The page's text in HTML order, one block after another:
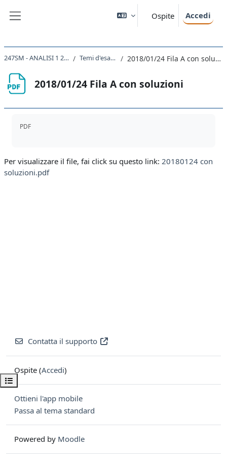
Ospite Accedi
Apri indice del corso
247SM - ANALISI 1 2023 Temi d'esame 2018/01/24 Fila A con soluzioni
2018/01/24 Fila A con soluzioni
PDF
Per visualizzare il file, fai click su questo link: 20180124 con
soluzioni.pdf
Contatta il supporto
Ospite (Accedi)
Ottieni l'app mobile
Passa al tema standard
Powered by Moodle